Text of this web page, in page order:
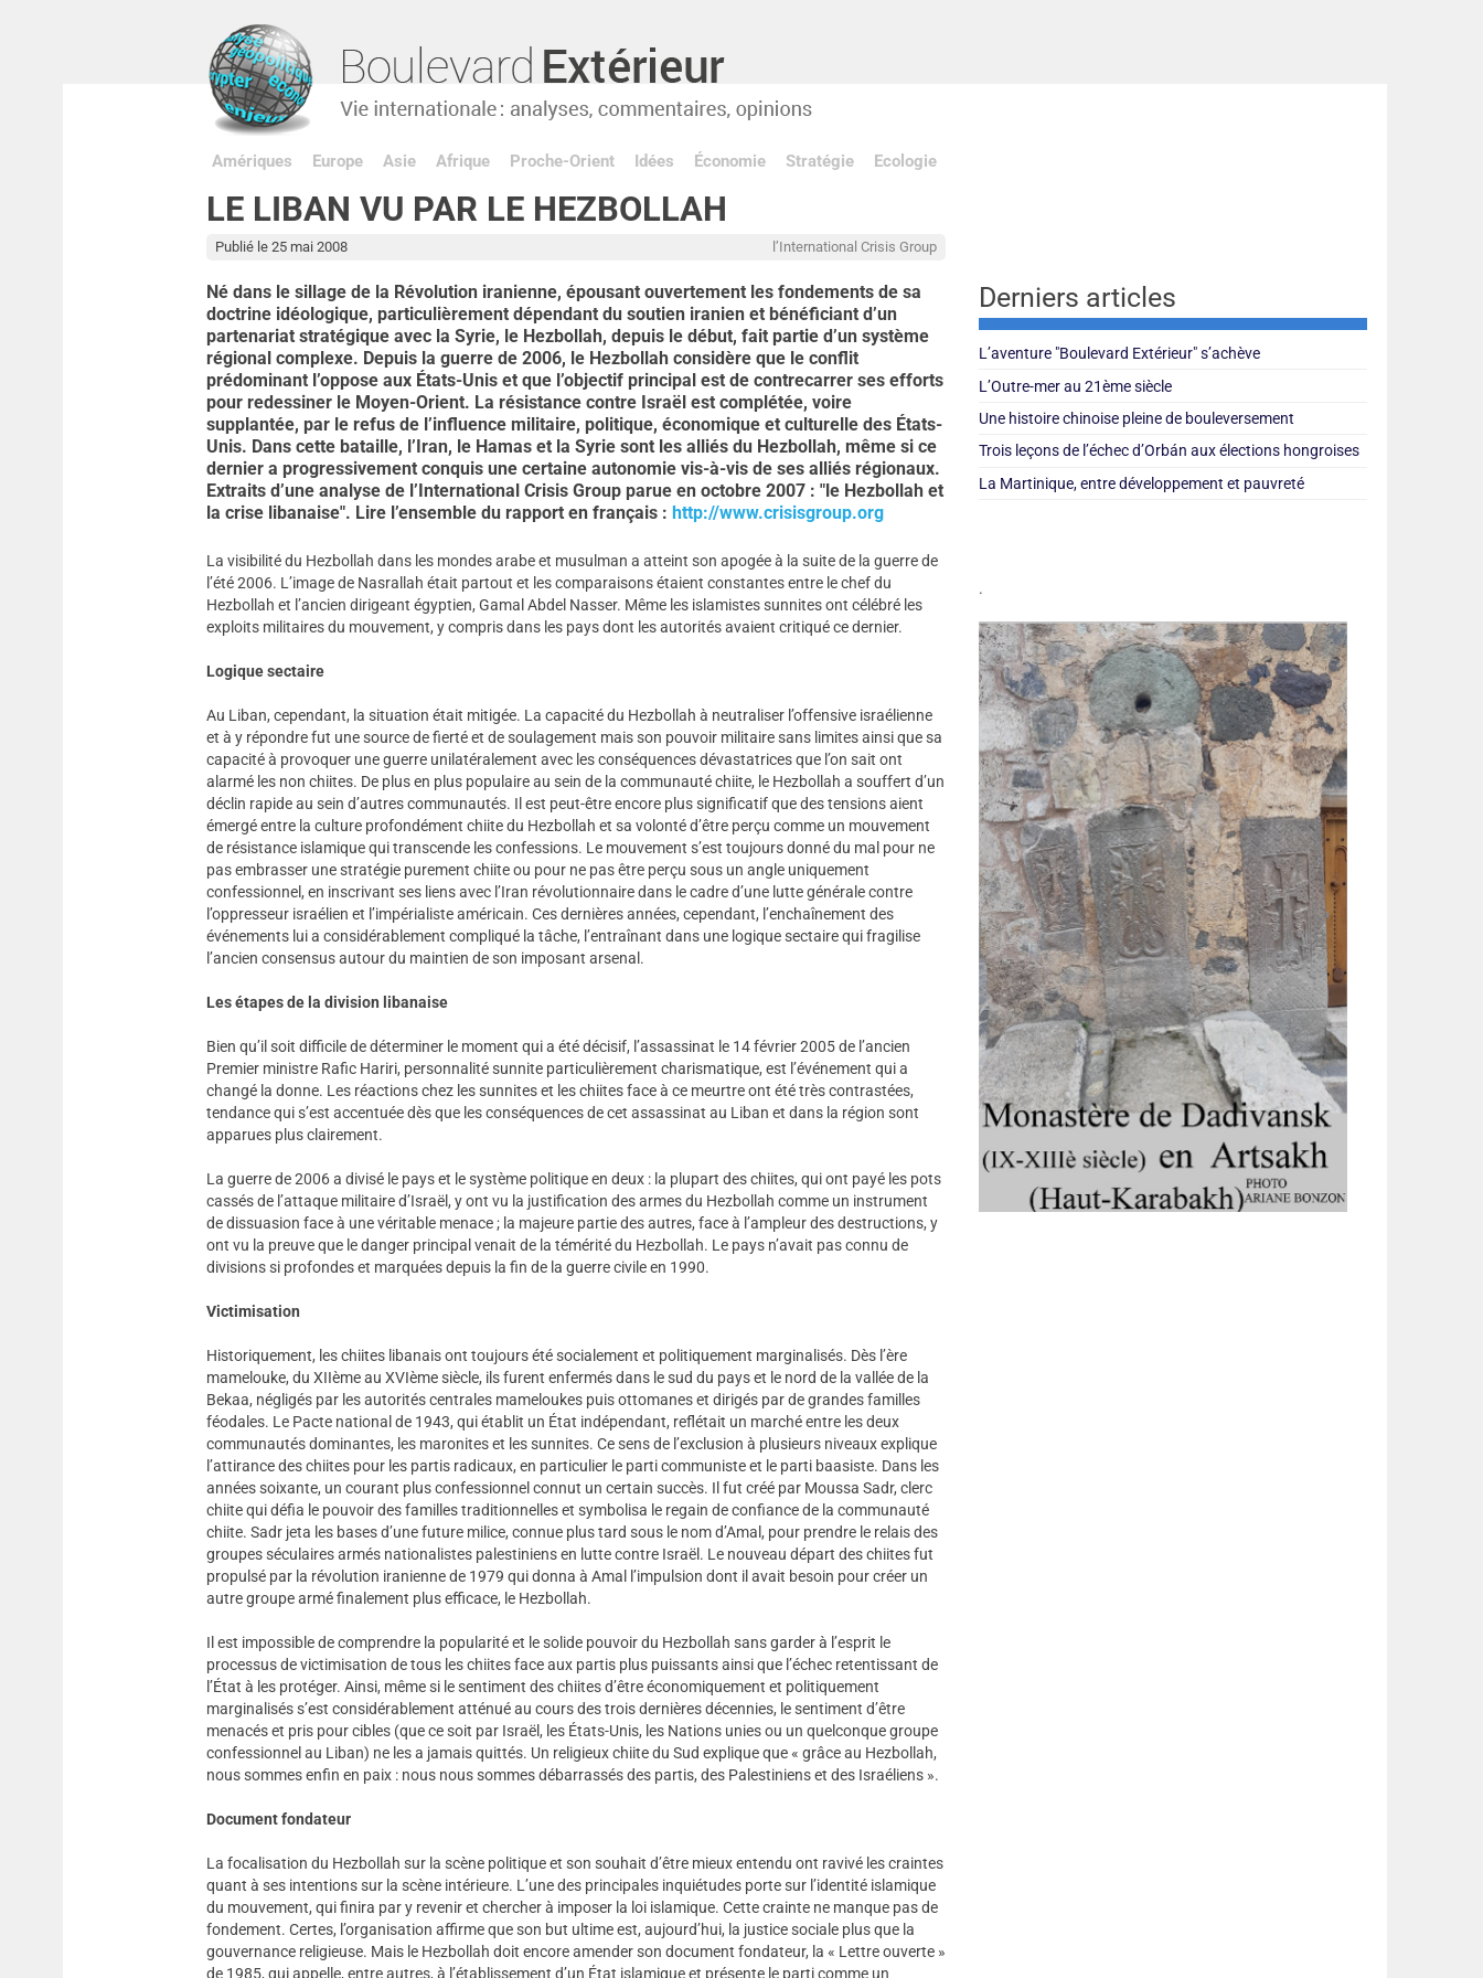
Amériques Europe Asie Afrique Proche-Orient Idées Économie Stratégie Ecologie
LE LIBAN VU PAR LE HEZBOLLAH
l’International Crisis Group
Publié le 25 mai 2008
Né dans le sillage de la Révolution iranienne, épousant ouvertement les fondements de sa
doctrine idéologique, particulièrement dépendant du soutien iranien et bénéficiant d’un
partenariat stratégique avec la Syrie, le Hezbollah, depuis le début, fait partie d’un système
régional complexe. Depuis la guerre de 2006, le Hezbollah considère que le conflit
prédominant l’oppose aux États-Unis et que l’objectif principal est de contrecarrer ses efforts
pour redessiner le Moyen-Orient. La résistance contre Israël est complétée, voire
supplantée, par le refus de l’influence militaire, politique, économique et culturelle des États-
Unis. Dans cette bataille, l’Iran, le Hamas et la Syrie sont les alliés du Hezbollah, même si ce
dernier a progressivement conquis une certaine autonomie vis-à-vis de ses alliés régionaux.
Extraits d’une analyse de l’International Crisis Group parue en octobre 2007 : "le Hezbollah et
la crise libanaise". Lire l’ensemble du rapport en français : http://www.crisisgroup.org
La visibilité du Hezbollah dans les mondes arabe et musulman a atteint son apogée à la suite de la guerre de
l’été 2006. L’image de Nasrallah était partout et les comparaisons étaient constantes entre le chef du
Hezbollah et l’ancien dirigeant égyptien, Gamal Abdel Nasser. Même les islamistes sunnites ont célébré les
exploits militaires du mouvement, y compris dans les pays dont les autorités avaient critiqué ce dernier.
Logique sectaire
Au Liban, cependant, la situation était mitigée. La capacité du Hezbollah à neutraliser l’offensive israélienne
et à y répondre fut une source de fierté et de soulagement mais son pouvoir militaire sans limites ainsi que sa
capacité à provoquer une guerre unilatéralement avec les conséquences dévastatrices que l’on sait ont
alarmé les non chiites. De plus en plus populaire au sein de la communauté chiite, le Hezbollah a souffert d’un
déclin rapide au sein d’autres communautés. Il est peut-être encore plus significatif que des tensions aient
émergé entre la culture profondément chiite du Hezbollah et sa volonté d’être perçu comme un mouvement
de résistance islamique qui transcende les confessions. Le mouvement s’est toujours donné du mal pour ne
pas embrasser une stratégie purement chiite ou pour ne pas être perçu sous un angle uniquement
confessionnel, en inscrivant ses liens avec l’Iran révolutionnaire dans le cadre d’une lutte générale contre
l’oppresseur israélien et l’impérialiste américain. Ces dernières années, cependant, l’enchaînement des
événements lui a considérablement compliqué la tâche, l’entraînant dans une logique sectaire qui fragilise
l’ancien consensus autour du maintien de son imposant arsenal.
Les étapes de la division libanaise
Bien qu’il soit difficile de déterminer le moment qui a été décisif, l’assassinat le 14 février 2005 de l’ancien
Premier ministre Rafic Hariri, personnalité sunnite particulièrement charismatique, est l’événement qui a
changé la donne. Les réactions chez les sunnites et les chiites face à ce meurtre ont été très contrastées,
tendance qui s’est accentuée dès que les conséquences de cet assassinat au Liban et dans la région sont
apparues plus clairement.
La guerre de 2006 a divisé le pays et le système politique en deux : la plupart des chiites, qui ont payé les pots
cassés de l’attaque militaire d’Israël, y ont vu la justification des armes du Hezbollah comme un instrument
de dissuasion face à une véritable menace ; la majeure partie des autres, face à l’ampleur des destructions, y
ont vu la preuve que le danger principal venait de la témérité du Hezbollah. Le pays n’avait pas connu de
divisions si profondes et marquées depuis la fin de la guerre civile en 1990.
Victimisation
Historiquement, les chiites libanais ont toujours été socialement et politiquement marginalisés. Dès l’ère
mamelouke, du XIIème au XVIème siècle, ils furent enfermés dans le sud du pays et le nord de la vallée de la
Bekaa, négligés par les autorités centrales mameloukes puis ottomanes et dirigés par de grandes familles
féodales. Le Pacte national de 1943, qui établit un État indépendant, reflétait un marché entre les deux
communautés dominantes, les maronites et les sunnites. Ce sens de l’exclusion à plusieurs niveaux explique
l’attirance des chiites pour les partis radicaux, en particulier le parti communiste et le parti baasiste. Dans les
années soixante, un courant plus confessionnel connut un certain succès. Il fut créé par Moussa Sadr, clerc
chiite qui défia le pouvoir des familles traditionnelles et symbolisa le regain de confiance de la communauté
chiite. Sadr jeta les bases d’une future milice, connue plus tard sous le nom d’Amal, pour prendre le relais des
groupes séculaires armés nationalistes palestiniens en lutte contre Israël. Le nouveau départ des chiites fut
propulsé par la révolution iranienne de 1979 qui donna à Amal l’impulsion dont il avait besoin pour créer un
autre groupe armé finalement plus efficace, le Hezbollah.
Il est impossible de comprendre la popularité et le solide pouvoir du Hezbollah sans garder à l’esprit le
processus de victimisation de tous les chiites face aux partis plus puissants ainsi que l’échec retentissant de
l’État à les protéger. Ainsi, même si le sentiment des chiites d’être économiquement et politiquement
marginalisés s’est considérablement atténué au cours des trois dernières décennies, le sentiment d’être
menacés et pris pour cibles (que ce soit par Israël, les États-Unis, les Nations unies ou un quelconque groupe
confessionnel au Liban) ne les a jamais quittés. Un religieux chiite du Sud explique que « grâce au Hezbollah,
nous sommes enfin en paix : nous nous sommes débarrassés des partis, des Palestiniens et des Israéliens ».
Document fondateur
La focalisation du Hezbollah sur la scène politique et son souhait d’être mieux entendu ont ravivé les craintes
quant à ses intentions sur la scène intérieure. L’une des principales inquiétudes porte sur l’identité islamique
du mouvement, qui finira par y revenir et chercher à imposer la loi islamique. Cette crainte ne manque pas de
fondement. Certes, l’organisation affirme que son but ultime est, aujourd’hui, la justice sociale plus que la
gouvernance religieuse. Mais le Hezbollah doit encore amender son document fondateur, la « Lettre ouverte »
de 1985, qui appelle, entre autres, à l’établissement d’un État islamique et présente le parti comme un
Derniers articles
L’aventure "Boulevard Extérieur" s’achève
L’Outre-mer au 21ème siècle
Une histoire chinoise pleine de bouleversement
Trois leçons de l’échec d’Orbán aux élections hongroises
La Martinique, entre développement et pauvreté
.